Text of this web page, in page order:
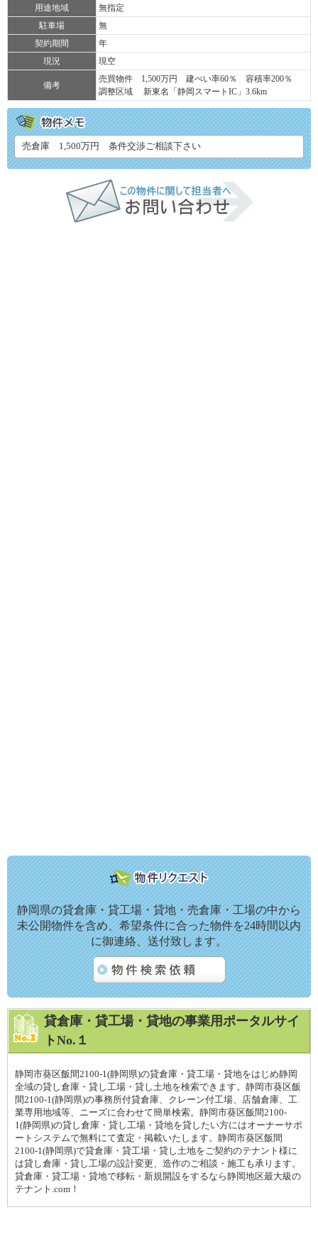
用途地域
無指定
駐車場
無
契約期間
年
現況
現空
備考
売買物件 1,500万円 建ぺい率60％ 容積率200％
調整区域 新東名「静岡スマートIC」3.6km
売倉庫 1,500万円 条件交渉ご相談下さい
静岡県の貸倉庫・貸工場・貸地・売倉庫・工場の中から
未公開物件を含め、希望条件に合った物件を24時間以内
に御連絡、送付致します。
貸倉庫・貸工場・貸地の事業用ポータルサイ
トNo.１
静岡市葵区飯間2100-1(静岡県)の貸倉庫・貸工場・貸地をはじめ静岡
全域の貸し倉庫・貸し工場・貸し土地を検索できます。静岡市葵区飯
間2100-1(静岡県)の事務所付貸倉庫、クレーン付工場、店舗倉庫、工
業専用地域等、ニーズに合わせて簡単検索。静岡市葵区飯間2100-
1(静岡県)の貸し倉庫・貸し工場・貸地を貸したい方にはオーナーサポ
ートシステムで無料にて査定・掲載いたします。静岡市葵区飯間
2100-1(静岡県)で貸倉庫・貸工場・貸し土地をご契約のテナント様に
は貸し倉庫・貸し工場の設計変更、造作のご相談・施工も承ります。
貸倉庫・貸工場・貸地で移転・新規開設をするなら静岡地区最大級の
テナント.com！